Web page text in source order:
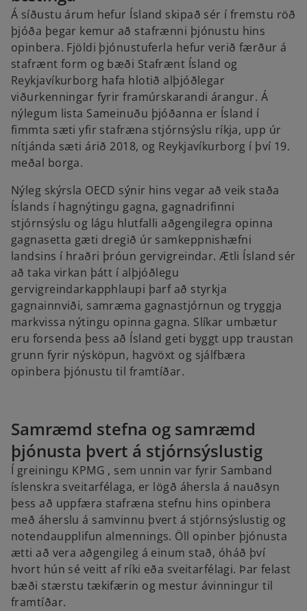
Á síðustu árum hefur Ísland skipað sér í fremstu röð
þjóða þegar kemur að stafrænni þjónustu hins
opinbera. Fjöldi þjónustuferla hefur verið færður á
stafrænt form og bæði Stafrænt Ísland og
Reykjavíkurborg hafa hlotið alþjóðlegar
viðurkenningar fyrir framúrskarandi árangur. Á
nýlegum lista Sameinuðu þjóðanna er Ísland í
fimmta sæti yfir stafræna stjórnsýslu ríkja, upp úr
nítjánda sæti árið 2018, og Reykjavíkurborg í því 19.
meðal borga.
Nýleg skýrsla OECD sýnir hins vegar að veik staða
Íslands í hagnýtingu gagna, gagnadrifinni
stjórnsýslu og lágu hlutfalli aðgengilegra opinna
gagnasetta gæti dregið úr samkeppnishæfni
landsins í hraðri þróun gervigreindar. Ætli Ísland sér
að taka virkan þátt í alþjóðlegu
gervigreindarkapphlaupi þarf að styrkja
gagnainnviði, samræma gagnastjórnun og tryggja
markvissa nýtingu opinna gagna. Slíkar umbætur
eru forsenda þess að Ísland geti byggt upp traustan
grunn fyrir nýsköpun, hagvöxt og sjálfbæra
opinbera þjónustu til framtíðar.
Samræmd stefna og samræmd
þjónusta þvert á stjórnsýslustig
Í greiningu KPMG , sem unnin var fyrir Samband
íslenskra sveitarfélaga, er lögð áhersla á nauðsyn
þess að uppfæra stafræna stefnu hins opinbera
með áherslu á samvinnu þvert á stjórnsýslustig og
notendaupplifun almennings. Öll opinber þjónusta
ætti að vera aðgengileg á einum stað, óháð því
hvort hún sé veitt af ríki eða sveitarfélagi. Þar felast
bæði stærstu tækifærin og mestur ávinningur til
framtíðar.